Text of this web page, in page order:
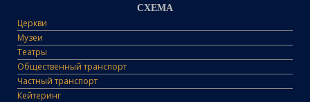
СХЕМА
Церкви
Музеи
Театры
Общественный транспорт
Частный транспорт
Кейтеринг